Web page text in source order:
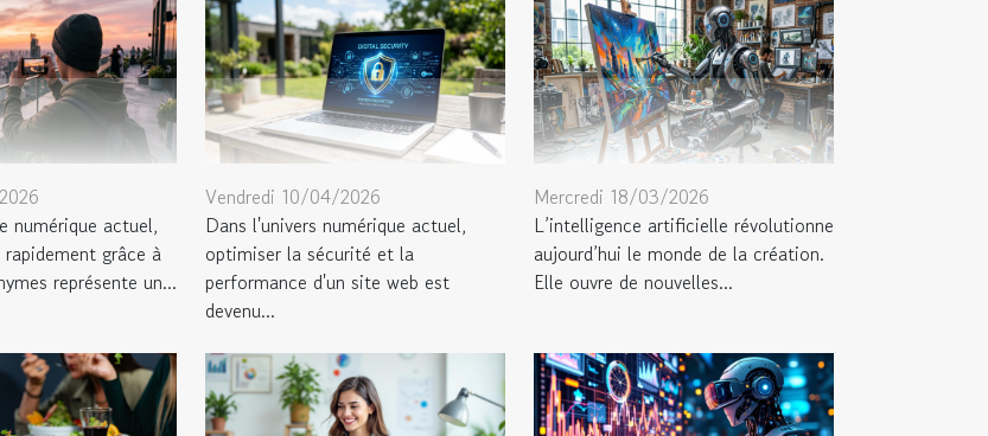
numérique actuel,
grâce à
représente un...
Vendredi 10/04/2026
Dans l'univers numérique actuel,
optimiser la sécurité et la
performance d'un site web est
devenu...
Mercredi 18/03/2026
L’intelligence artificielle révolutionne
aujourd’hui le monde de la création.
Elle ouvre de nouvelles...